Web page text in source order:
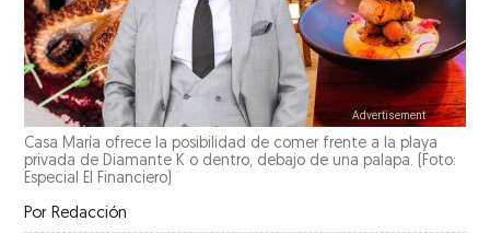
Casa María ofrece la posibilidad de comer frente a la playa
privada de Diamante K o dentro, debajo de una palapa. (Foto:
Especial El Financiero)
Por Redacción